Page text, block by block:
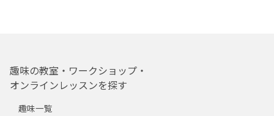
趣味の教室・ワークショップ・
オンラインレッスンを探す
趣味一覧